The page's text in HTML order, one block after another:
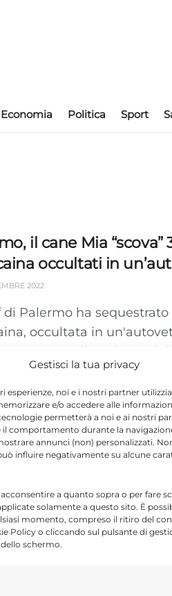
Gestisci la tua privacy
esperienze, noi e i nostri partner
e/o accedere alle
permetterà a noi e ai nostri
comportamento durante la
annunci (non) personalizzati.
influire negativamente su alcune
a quanto sopra o per fare
solamente a questo sito. È
momento, compreso il ritiro del
Policy o cliccando sul pulsante di
schermo.
Economia Politica Sport
il cane Mia “scova”
occultati in
2022
di Palermo ha sequestrato
occultata in
a controllo nei pressi